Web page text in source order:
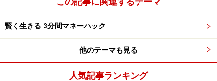
あなたから儲ける人が自分にとって不利益
な話をあなたにしてくれると思うか
うことがありません。保険や住宅ローンを契約するのだ
賢く生きる 3分間マネーハック
他のテーマも見る
人気記事ランキング